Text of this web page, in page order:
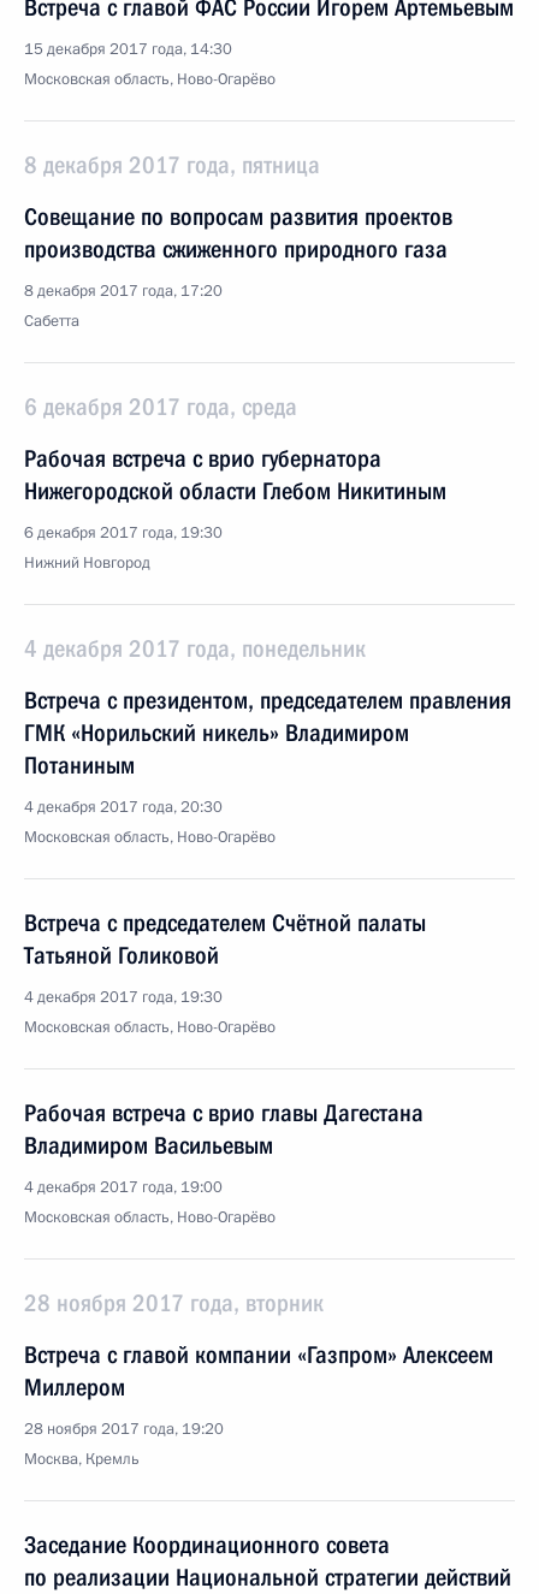
Встреча с главой ФАС России Игорем Артемьевым
15 декабря 2017 года, 14:30
Московская область, Ново-Огарёво
8 декабря 2017 года, пятница
Совещание по вопросам развития проектов
производства сжиженного природного газа
8 декабря 2017 года, 17:20
Сабетта
6 декабря 2017 года, среда
Рабочая встреча с врио губернатора
Нижегородской области Глебом Никитиным
6 декабря 2017 года, 19:30
Нижний Новгород
4 декабря 2017 года, понедельник
Встреча с президентом, председателем правления
ГМК «Норильский никель» Владимиром
Потаниным
4 декабря 2017 года, 20:30
Московская область, Ново-Огарёво
Встреча с председателем Счётной палаты
Татьяной Голиковой
4 декабря 2017 года, 19:30
Московская область, Ново-Огарёво
Рабочая встреча с врио главы Дагестана
Владимиром Васильевым
4 декабря 2017 года, 19:00
Московская область, Ново-Огарёво
28 ноября 2017 года, вторник
Встреча с главой компании «Газпром» Алексеем
Миллером
28 ноября 2017 года, 19:20
Москва, Кремль
Заседание Координационного совета
по реализации Национальной стратегии действий